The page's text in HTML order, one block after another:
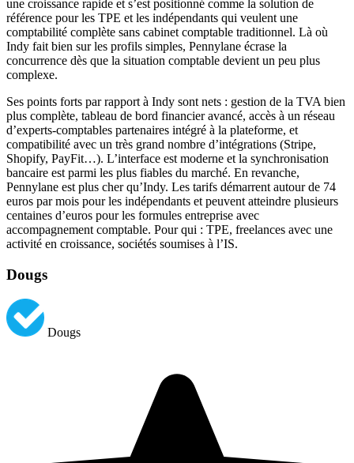
une croissance rapide et s’est positionné comme la solution de
référence pour les TPE et les indépendants qui veulent une
comptabilité complète sans cabinet comptable traditionnel. Là où
Indy fait bien sur les profils simples, Pennylane écrase la
concurrence dès que la situation comptable devient un peu plus
complexe.
Ses points forts par rapport à Indy sont nets : gestion de la TVA bien
plus complète, tableau de bord financier avancé, accès à un réseau
d’experts-comptables partenaires intégré à la plateforme, et
compatibilité avec un très grand nombre d’intégrations (Stripe,
Shopify, PayFit…). L’interface est moderne et la synchronisation
bancaire est parmi les plus fiables du marché. En revanche,
Pennylane est plus cher qu’Indy. Les tarifs démarrent autour de 74
euros par mois pour les indépendants et peuvent atteindre plusieurs
centaines d’euros pour les formules entreprise avec
accompagnement comptable. Pour qui : TPE, freelances avec une
activité en croissance, sociétés soumises à l’IS.
Dougs
Dougs